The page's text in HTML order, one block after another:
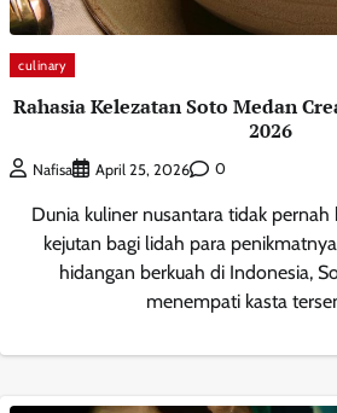
culinary
Rahasia Kelezatan Soto Medan
2026
Nafisa April 25, 2026 0
Dunia kuliner nusantara tidak
kejutan bagi lidah para
hidangan berkuah di Indonesia,
menempati kasta